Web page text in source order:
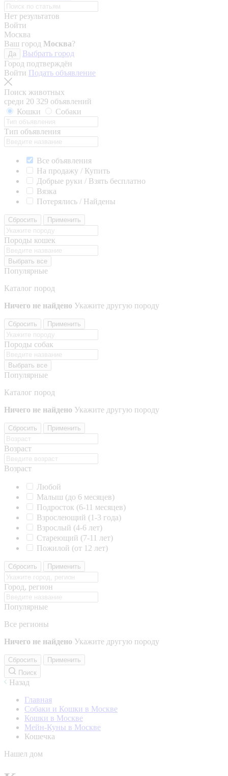
Нет результатов
Войти
Москва
Ваш город Москва?
Да
Выбрать город
Город подтверждён
Войти Подать объявление
Поиск животных
среди 20 329 объявлений
Кошки
Собаки
Тип объявления
Все объявления
На продажу / Купить
Добрые руки / Взять бесплатно
Вязка
Потерялись / Найдены
Сбросить Применить
Породы кошек
Выбрать все
Популярные
Каталог пород
Ничего не найдено Укажите другую породу
Сбросить Применить
Породы собак
Выбрать все
Популярные
Каталог пород
Ничего не найдено Укажите другую породу
Сбросить Применить
Возраст
Возраст
Любой
Малыш (до 6 месяцев)
Подросток (6-11 месяцев)
Взрослеющий (1-3 года)
Взрослый (4-6 лет)
Стареющий (7-11 лет)
Пожилой (от 12 лет)
Сбросить Применить
Город, регион
Популярные
Все регионы
Ничего не найдено Укажите другую породу
Сбросить
Применить
Поиск
Назад
Главная
Собаки и Кошки в Москве
Кошки в Москве
Мейн-Куны в Москве
Кошечка
Нашел дом